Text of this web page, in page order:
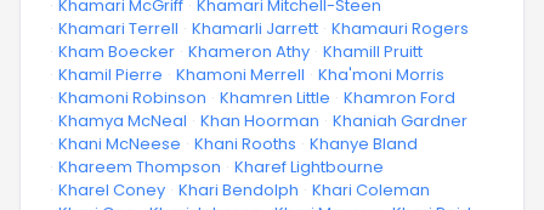
· Khamari McGriff · Khamari Mitchell-Steen
· Khamari Terrell · Khamarli Jarrett · Khamauri Rogers
· Kham Boecker · Khameron Athy · Khamill Pruitt
· Khamil Pierre · Khamoni Merrell · Kha'moni Morris
· Khamoni Robinson · Khamren Little · Khamron Ford
· Khamya McNeal · Khan Hoorman · Khaniah Gardner
· Khani McNeese · Khani Rooths · Khanye Bland
· Khareem Thompson · Kharef Lightbourne
· Kharel Coney · Khari Bendolph · Khari Coleman